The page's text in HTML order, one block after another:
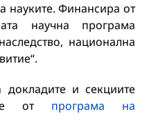
науките. Финансира от
научна програма
национална
и секциите
от програма на